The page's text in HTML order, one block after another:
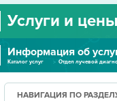
О ЦЕНТРЕ
УСЛУГИ И ЦЕНЫ
ПАЦИЕНТУ
Услуги и цены
Информация об
Каталог услуг Отдел лучевой
НАВИГАЦИЯ ПО